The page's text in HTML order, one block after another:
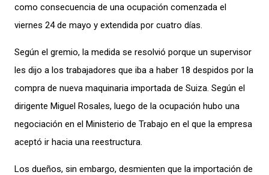
como consecuencia de una ocupación comenzada el
viernes 24 de mayo y extendida por cuatro días.
Según el gremio, la medida se resolvió porque un supervisor
les dijo a los trabajadores que iba a haber 18 despidos por la
compra de nueva maquinaria importada de Suiza. Según el
dirigente Miguel Rosales, luego de la ocupación hubo una
negociación en el Ministerio de Trabajo en el que la empresa
aceptó ir hacia una reestructura.
Los dueños, sin embargo, desmienten que la importación de